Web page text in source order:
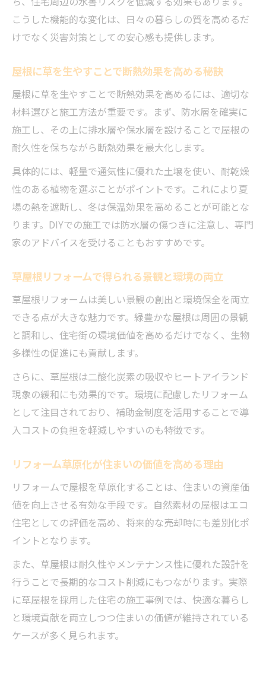
草原リフォームで使えるエコな素材の特徴
自然素材の草屋根でリフォームする際の工
リフォーム草原の美しさを保つ素材選定術
草屋根リフォームで実践したい環境配慮ポ
イント
草屋根で実現するエコな住まいの工夫
リフォームで叶える草屋根の断熱効果と快
適性
草原屋根リフォームで省エネな暮らしを実
現
リフォーム草原化で得られるエコな魅力と
実例
術
エコリフォームで草屋根を長持ちさせるコ
ツ
小屋の屋根の作り方を草原風にアレンジ
小屋リフォームで草原屋根を取り入れるア
イデア
草屋根小屋を作るリフォームの基本ステッ
プ
小屋の屋根を草原風にするリフォーム技術
工夫
こうした機能的な変化は、日々の暮らしの質を高めるだ
けでなく災害対策としての安心感も提供します。
屋根に草を生やすことで断熱効果を高める秘訣
屋根に草を生やすことで断熱効果を高めるには、適切な
材料選びと施工方法が重要です。まず、防水層を確実に
施工し、その上に排水層や保水層を設けることで屋根の
耐久性を保ちながら断熱効果を最大化します。
具体的には、軽量で通気性に優れた土壌を使い、耐乾燥
性のある植物を選ぶことがポイントです。これにより夏
場の熱を遮断し、冬は保温効果を高めることが可能とな
ります。DIYでの施工では防水層の傷つきに注意し、専門
家のアドバイスを受けることもおすすめです。
草屋根リフォームで得られる景観と環境の両立
草屋根リフォームは美しい景観の創出と環境保全を両立
できる点が大きな魅力です。緑豊かな屋根は周囲の景観
と調和し、住宅街の環境価値を高めるだけでなく、生物
多様性の促進にも貢献します。
さらに、草屋根は二酸化炭素の吸収やヒートアイランド
現象の緩和にも効果的です。環境に配慮したリフォーム
として注目されており、補助金制度を活用することで導
入コストの負担を軽減しやすいのも特徴です。
リフォーム草原化が住まいの価値を高める理由
リフォームで屋根を草原化することは、住まいの資産価
値を向上させる有効な手段です。自然素材の屋根はエコ
住宅としての評価を高め、将来的な売却時にも差別化ポ
イントとなります。
また、草屋根は耐久性やメンテナンス性に優れた設計を
行うことで長期的なコスト削減にもつながります。実際
に草屋根を採用した住宅の施工事例では、快適な暮らし
と環境貢献を両立しつつ住まいの価値が維持されている
ケースが多く見られます。